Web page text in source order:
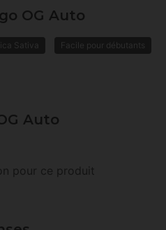
OG Auto
Sativa Facile pour débutants
Auto
pour ce produit